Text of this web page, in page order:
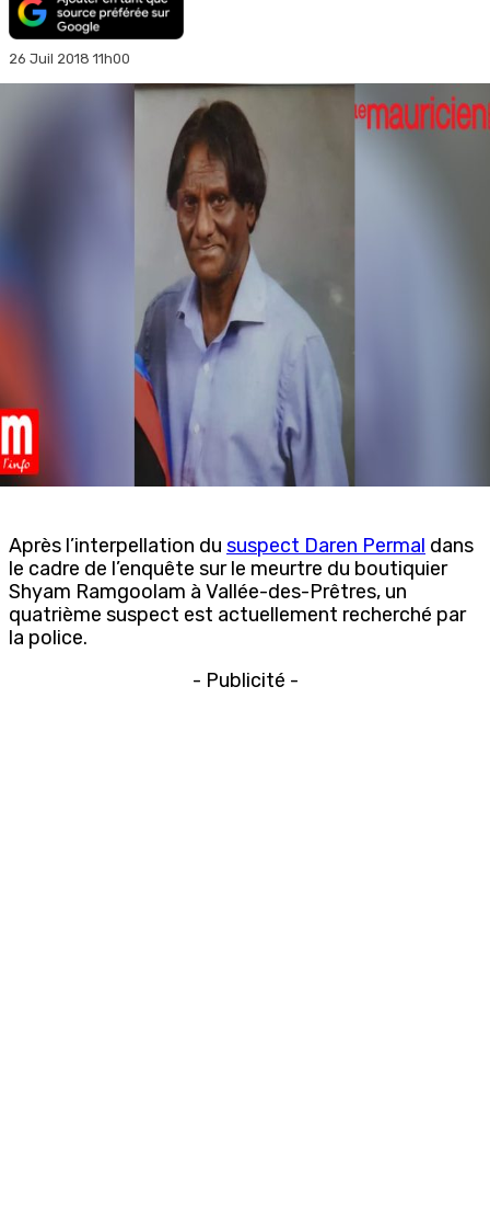
26 Juil 2018 11h00
Après l’interpellation du suspect Daren Permal dans
le cadre de l’enquête sur le meurtre du boutiquier
Shyam Ramgoolam à Vallée-des-Prêtres, un
quatrième suspect est actuellement recherché par
la police.
- Publicité -